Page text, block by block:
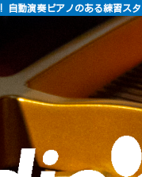
自動演奏ピアノのある練習ス